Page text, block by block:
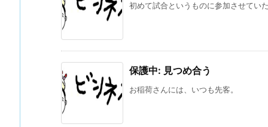
初めて試合というものに参加させてい
保護中: 見つめ合う
お稲荷さんには、いつも先客。